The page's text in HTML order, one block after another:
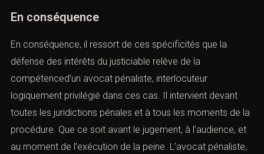
En conséquence
En conséquence, il ressort de ces spécificités que la
défense des intérêts du justiciable relève de la
compétenced’un avocat pénaliste, interlocuteur
logiquement privilégié dans ces cas. Il intervient devant
toutes les juridictions pénales et à tous les moments de la
procédure. Que ce soit avant le jugement, à l’audience, et
au moment de l’exécution de la peine. L’avocat pénaliste,